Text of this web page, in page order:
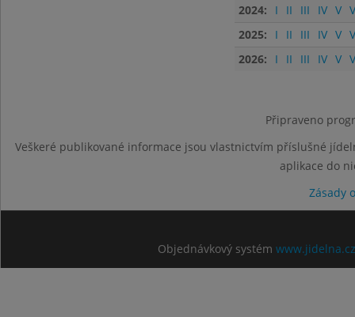
2024:
I II III IV V
2025:
I II III IV V
2026:
I II III IV V
Připraveno
Veškeré publikované informace jsou vlastnictvím příslušné
aplikace do
Zásady
Objednávkový systém www.jidelna.cz